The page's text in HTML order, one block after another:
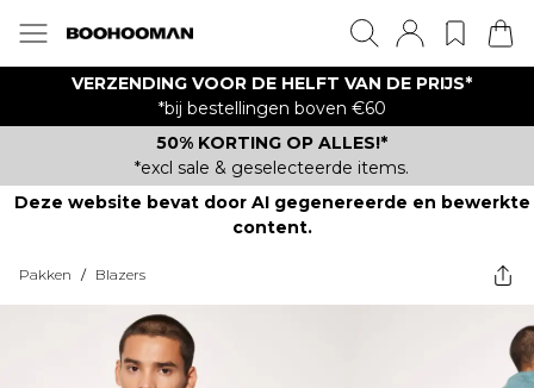
VERZENDING VOOR DE HELFT VAN DE PRIJS*
*bij bestellingen boven €60
50% KORTING OP ALLES!*
*excl sale & geselecteerde items.
Deze website bevat door AI gegenereerde en bewerkte
content.
Pakken / Blazers